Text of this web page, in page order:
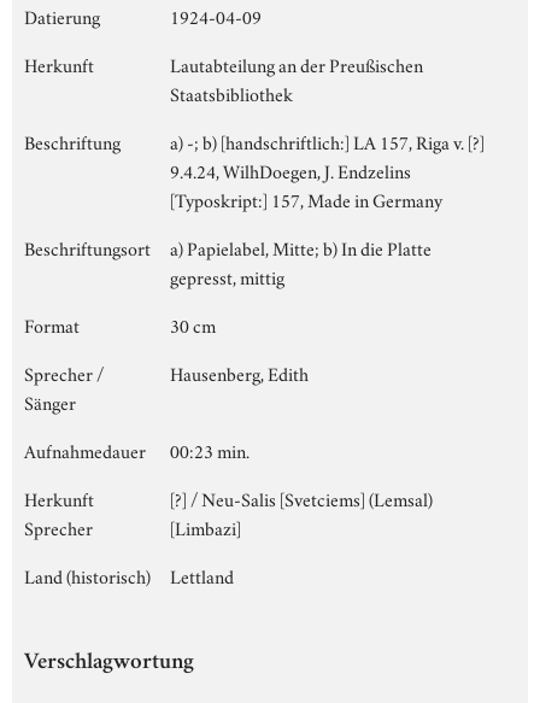
Datierung
1924-04-09
Herkunft
Lautabteilung an der Preußischen
Staatsbibliothek
Beschriftung
a) -; b) [handschriftlich:] LA 157, Riga v. [?]
9.4.24, WilhDoegen, J. Endzelins
[Typoskript:] 157, Made in Germany
Beschriftungsort
a) Papielabel, Mitte; b) In die Platte
gepresst, mittig
Format
30 cm
Sprecher /
Sänger
Hausenberg, Edith
Aufnahmedauer
00:23 min.
Herkunft
Sprecher
[?] / Neu-Salis [Svetciems] (Lemsal)
[Limbazi]
Land (historisch)
Lettland
Verschlagwortung